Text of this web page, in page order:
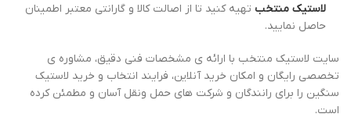
لاستیک منتخب تهیه کنید تا از اصالت کالا و گارانتی معتبر اطمینان
حاصل نمایید.
سایت لاستیک منتخب با ارائه ‌ی مشخصات فنی دقیق، مشاوره‌ ی
تخصصی رایگان و امکان خرید آنلاین، فرایند انتخاب و خرید لاستیک
سنگین را برای رانندگان و شرکت‌ های حمل‌ ونقل آسان و مطمئن کرده
است.